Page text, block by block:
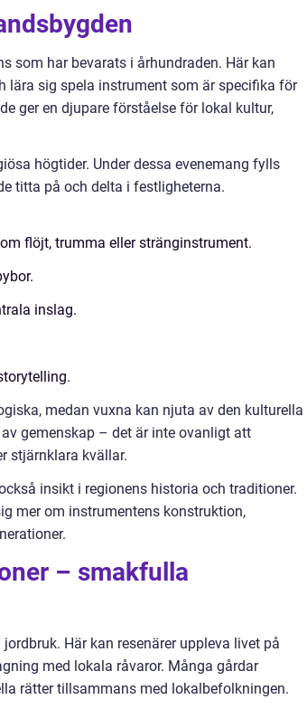
som har bevarats i århundraden. Här kan
lära sig spela instrument som är specifika för
ger en djupare förståelse för lokal kultur,
högtider. Under dessa evenemang fylls
titta på och delta i festligheterna.
flöjt, trumma eller stränginstrument.
inslag.
medan vuxna kan njuta av den kulturella
gemenskap – det är inte ovanligt att
stjärnklara kvällar.
insikt i regionens historia och traditioner.
mer om instrumentens konstruktion,
– smakfulla
Här kan resenärer uppleva livet på
med lokala råvaror. Många gårdar
rätter tillsammans med lokalbefolkningen.